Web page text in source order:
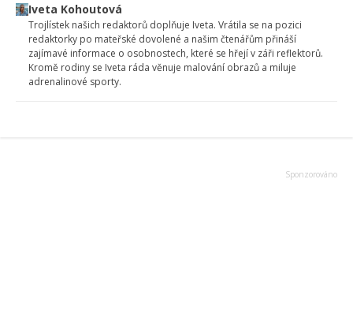
Iveta Kohoutová
Trojlístek našich redaktorů doplňuje Iveta. Vrátila se na pozici
redaktorky po mateřské dovolené a našim čtenářům přináší
zajímavé informace o osobnostech, které se hřejí v záři reflektorů.
Kromě rodiny se Iveta ráda věnuje malování obrazů a miluje
adrenalinové sporty.